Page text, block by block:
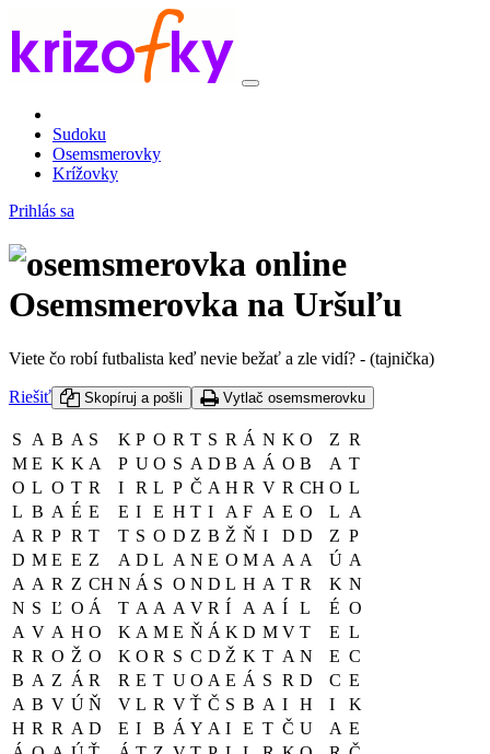
Sudoku
Osemsmerovky
Krížovky
Prihlás sa
Osemsmerovka na Uršuľu
Viete čo robí futbalista keď nevie bežať a zle vidí? - (tajnička)
Riešiť Skopíruj a pošli Vytlač osemsmerovku
S A B A S K P O R T S R Á N K O Z R
M E K K A P U O S A D B A Á O B A T
O L O T R I R L P Č A H R V R CH O L
L B A É E E I E H T I A F A E O L A
A R P R T T S O D Z B Ž Ň I D D Z P
D M E E Z A D L A N E O M A A A Ú A
A A R Z CH N Á S O N D L H A T R K N
N S Ľ O Á T A A A V R Í A A Í L É O
A V A H O K A M E Ň Á K D M V T E L
R R O Ž O K O R S C D Ž K T A N E C
B A Z Á R R E T U O A E Á S R D C E
A B V Ú Ň V L R V Ť Č S B A I H I
K
H R R A D E I B Á Y A I E T Č U A E